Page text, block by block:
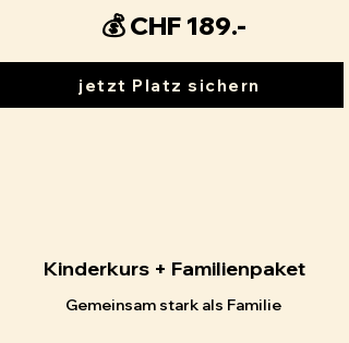
💰 CHF 189.-
jetzt Platz sichern
Kinderkurs + Familienpaket
Gemeinsam stark als Familie